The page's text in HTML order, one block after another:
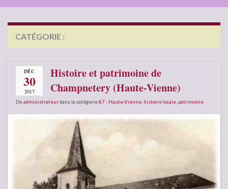
CATÉGORIE :
DÉC
30
2017
Histoire et patrimoine de
Champnetery (Haute-Vienne)
Deadministrateurdans la catégorie87 - Haute-Vienne histoire locale patrimoine